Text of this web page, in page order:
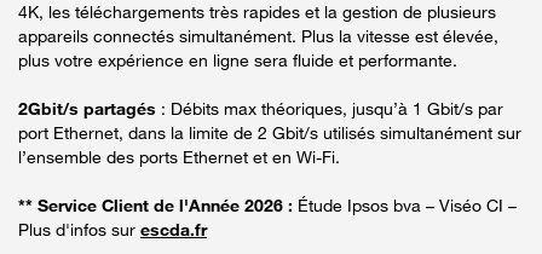
4K, les téléchargements très rapides et la gestion de plusieurs
appareils connectés simultanément. Plus la vitesse est élevée,
plus votre expérience en ligne sera fluide et performante.
2Gbit/s partagés : Débits max théoriques, jusqu’à 1 Gbit/s par
port Ethernet, dans la limite de 2 Gbit/s utilisés simultanément sur
l’ensemble des ports Ethernet et en Wi-Fi.
** Service Client de l'Année 2026 : Étude Ipsos bva – Viséo CI –
Plus d'infos sur escda.fr